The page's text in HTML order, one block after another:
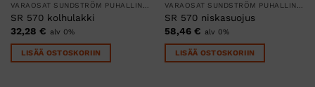
SR 570 kolhulakki
32,28 € alv 0%
LISÄÄ OSTOSKORIIN
SR 570 niskasuojus
58,46 € alv 0%
LISÄÄ OSTOSKORIIN